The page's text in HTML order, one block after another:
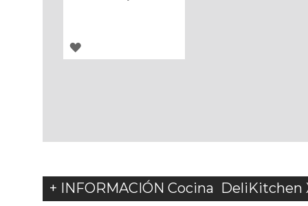
AGREGAR
+ INFORMACIÓN Cocina DeliKitchen